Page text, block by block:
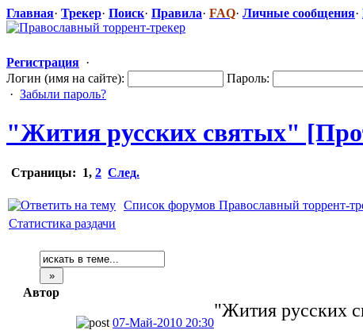
Главная· Трекер· Поиск· Правила· FAQ· Личные сообщения·
Регистрация ·
Логин (имя на сайте):
Пароль:
· Забыли пароль?
"Жития русских святых"
Страницы: 1, 2 След.
Список форумов Православный торрент-
Статистика раздачи
Автор
07-Май-2010 20:30
"Жития русских